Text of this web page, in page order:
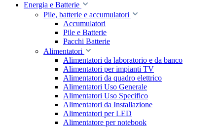
Energia e Batterie
Pile, batterie e accumulatori
Accumulatori
Pile e Batterie
Pacchi Batterie
Alimentatori
Alimentatori da laboratorio e da banco
Alimentatori per impianti TV
Alimentatori da quadro elettrico
Alimentatori Uso Generale
Alimentatori Uso Specifico
Alimentatori da Installazione
Alimentatori per LED
Alimentatore per notebook